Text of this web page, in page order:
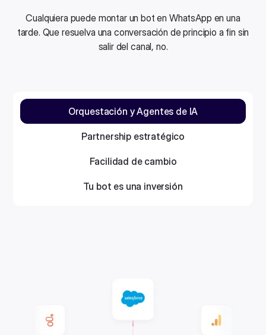
Cualquiera puede montar un bot en WhatsApp en una
tarde. Que resuelva una conversación de principio a fin sin
salir del canal, no.
Orquestación y Agentes de IA
Partnership estratégico
Facilidad de cambio
Tu bot es una inversión